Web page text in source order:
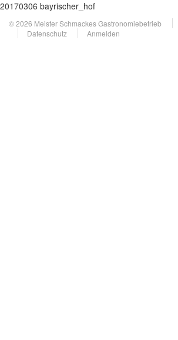
20170306 bayrischer_hof
© 2026 Meister Schmackes Gastronomiebetrieb
Datenschutz
Anmelden